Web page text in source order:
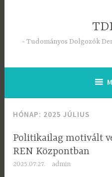
Tudományos Dolgozók
HÓNAP: 2025 JÚLIUS
Politikailag motivált
REN Központban
2025.07.27. admin